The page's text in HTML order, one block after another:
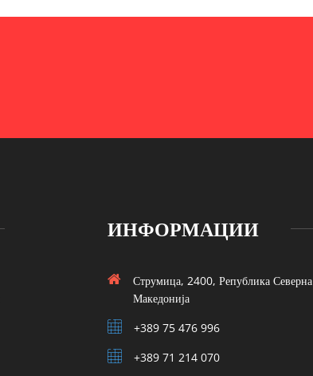
ИНФОРМАЦИИ
Струмица, 2400, Република Северна
Македонија
+389 75 476 996
+389 71 214 070